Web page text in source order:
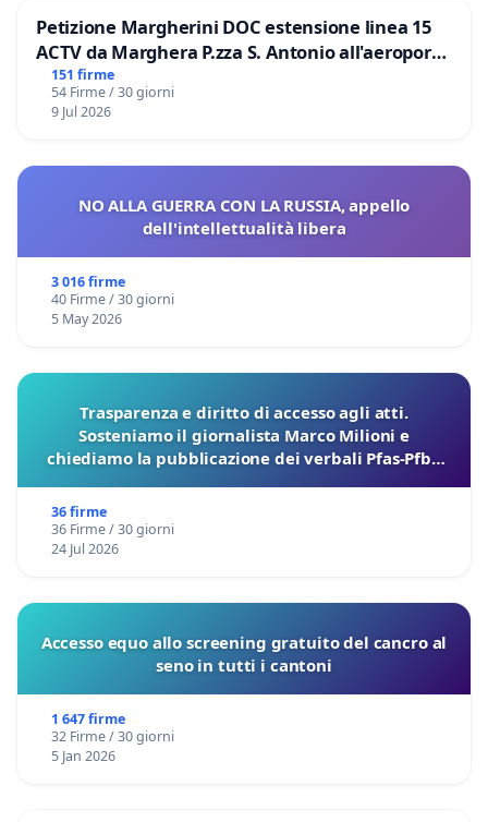
Petizione Margherini DOC estensione linea 15
ACTV da Marghera P.zza S. Antonio all'aeroporto
Marco Polo tariffa a € 1,50
151 firme
54 Firme / 30 giorni
9 Jul 2026
NO ALLA GUERRA CON LA RUSSIA, appello
dell'intellettualità libera
3 016 firme
40 Firme / 30 giorni
5 May 2026
Trasparenza e diritto di accesso agli atti.
Sosteniamo il giornalista Marco Milioni e
chiediamo la pubblicazione dei verbali Pfas-Pfba
36 firme
36 Firme / 30 giorni
24 Jul 2026
Accesso equo allo screening gratuito del cancro al
seno in tutti i cantoni
1 647 firme
32 Firme / 30 giorni
5 Jan 2026